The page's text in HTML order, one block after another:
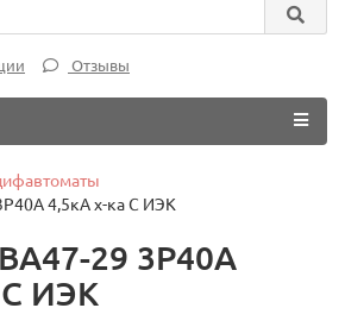
Отзывы
4,5кА х-ка С ИЭК
29 3Р40А
С ИЭК